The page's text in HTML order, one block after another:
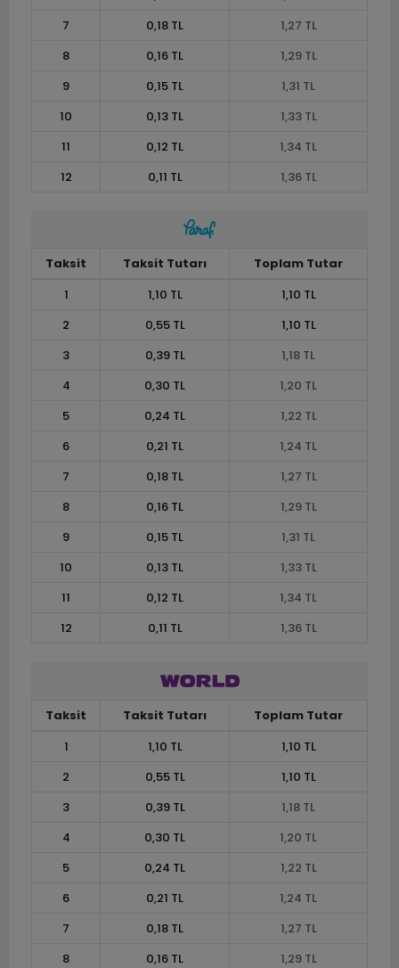
7
0,18 TL
1,27 TL
8
0,16 TL
1,29 TL
9
0,15 TL
1,31 TL
10
0,13 TL
1,33 TL
11
0,12 TL
1,34 TL
12
0,11 TL 1,36 TL
Taksit Taksit Tutarı
Toplam Tutar
1
1,10 TL
1,10 TL
2
0,55 TL
1,10 TL
3
0,39 TL
1,18 TL
4
0,30 TL
1,20 TL
5
0,24 TL
1,22 TL
6
0,21 TL
1,24 TL
7
0,18 TL
1,27 TL
8
0,16 TL
1,29 TL
9
0,15 TL
1,31 TL
10
0,13 TL
1,33 TL
11
0,12 TL
1,34 TL
12
0,11 TL 1,36 TL
Taksit Taksit Tutarı
Toplam Tutar
1
1,10 TL
1,10 TL
2
0,55 TL
1,10 TL
3
0,39 TL
1,18 TL
4
0,30 TL
1,20 TL
5
0,24 TL
1,22 TL
6
0,21 TL
1,24 TL
7
0,18 TL
1,27 TL
8
0,16 TL
1,29 TL